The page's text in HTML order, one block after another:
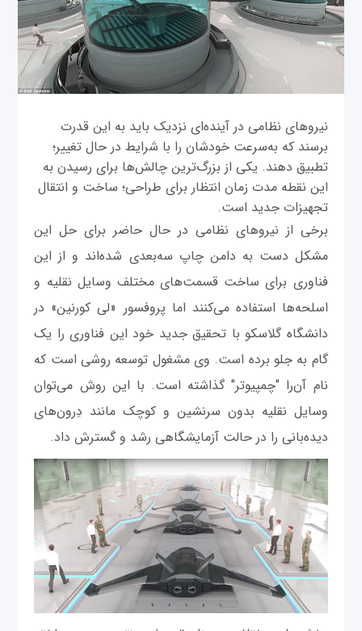
نیروهای نظامی در آینده‌ای نزدیک باید به این قدرت
برسند که به‌سرعت خودشان را با شرایط در حال تغییر؛
تطبیق دهند. یکی از بزرگ‌ترین چالش‌ها برای رسیدن به
این نقطه مدت زمان انتظار برای طراحی؛ ساخت و انتقال
تجهیزات جدید است.
برخی از نیروهای نظامی در حال حاضر برای حل این
مشکل دست به دامن چاپ سه‌بعدی شده‌اند و از این
فناوری برای ساخت قسمت‌های مختلف وسایل نقلیه و
اسلحه‌ها استفاده می‌کنند اما پروفسور «لی کورنین» در
دانشگاه گلاسکو با تحقیق جدید خود این فناوری را یک
گام به جلو برده است. وی مشغول توسعه روشی است که
نام آن‌را "چمپیوتر" گذاشته است. با این روش می‌توان
وسایل نقلیه بدون سرنشین و کوچک مانند دِرون‌های
دیده‌بانی را در حالت آزمایشگاهی رشد و گسترش داد.